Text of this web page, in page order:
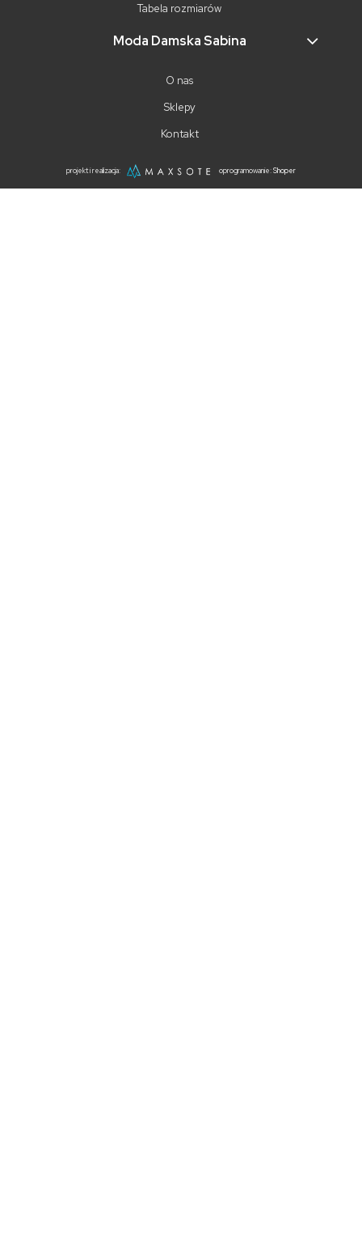
Tabela rozmiarów
Moda Damska Sabina
O nas
Sklepy
Kontakt